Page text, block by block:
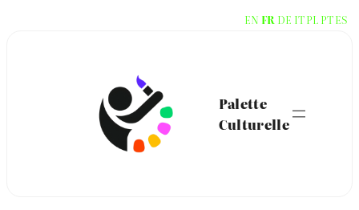
Palette
Culturelle
EN FR DE ITPL PTES